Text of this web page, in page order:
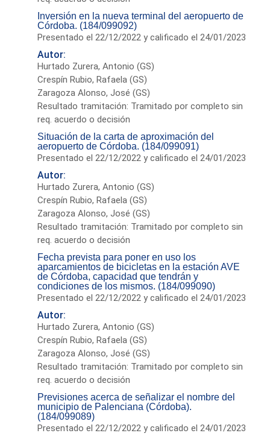
Inversión en la nueva terminal del aeropuerto de
Córdoba. (184/099092)
Presentado el 22/12/2022 y calificado el 24/01/2023
Autor:
Hurtado Zurera, Antonio (GS)
Crespín Rubio, Rafaela (GS)
Zaragoza Alonso, José (GS)
Resultado tramitación: Tramitado por completo sin
req. acuerdo o decisión
Situación de la carta de aproximación del
aeropuerto de Córdoba. (184/099091)
Presentado el 22/12/2022 y calificado el 24/01/2023
Autor:
Hurtado Zurera, Antonio (GS)
Crespín Rubio, Rafaela (GS)
Zaragoza Alonso, José (GS)
Resultado tramitación: Tramitado por completo sin
req. acuerdo o decisión
Fecha prevista para poner en uso los
aparcamientos de bicicletas en la estación AVE
de Córdoba, capacidad que tendrán y
condiciones de los mismos. (184/099090)
Presentado el 22/12/2022 y calificado el 24/01/2023
Autor:
Hurtado Zurera, Antonio (GS)
Crespín Rubio, Rafaela (GS)
Zaragoza Alonso, José (GS)
Resultado tramitación: Tramitado por completo sin
req. acuerdo o decisión
Previsiones acerca de señalizar el nombre del
municipio de Palenciana (Córdoba).
(184/099089)
Presentado el 22/12/2022 y calificado el 24/01/2023